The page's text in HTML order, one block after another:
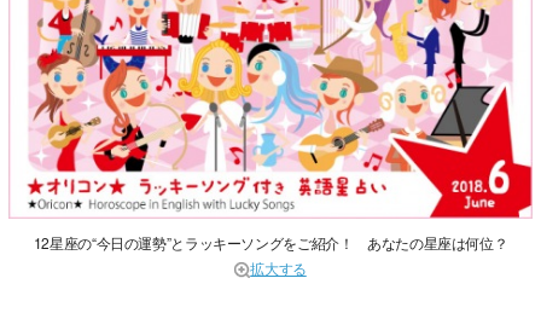
12星座の“今日の運勢”とラッキーソングをご紹介！ あなたの星座は何位？
拡大する